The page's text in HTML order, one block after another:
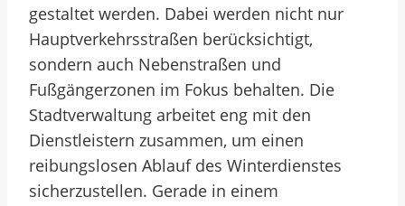
gestaltet werden. Dabei werden nicht nur
Hauptverkehrsstraßen berücksichtigt,
sondern auch Nebenstraßen und
Fußgängerzonen im Fokus behalten. Die
Stadtverwaltung arbeitet eng mit den
Dienstleistern zusammen, um einen
reibungslosen Ablauf des Winterdienstes
sicherzustellen. Gerade in einem